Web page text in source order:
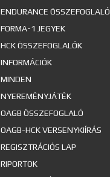
ENDURANCE ÖSSZEFOGLALÓ
FORMA-1 JEGYEK
HCK ÖSSZEFOGLALÓK
INFORMÁCIÓK
MINDEN
NYEREMÉNYJÁTÉK
OAGB ÖSSZEFOGLALÓ
OAGB-HCK VERSENYKIÍRÁS
REGISZTRÁCIÓS LAP
RIPORTOK